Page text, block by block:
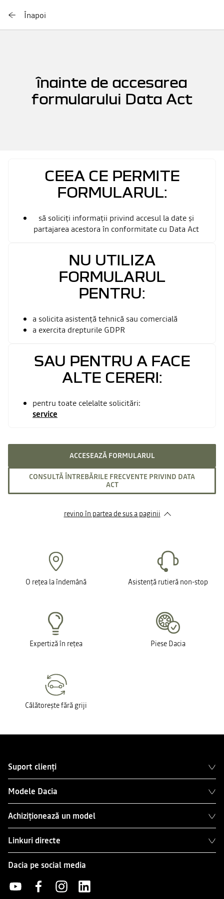
Înapoi
înainte de accesarea
formularului Data Act
CEEA CE PERMITE
FORMULARUL:
să soliciți informații privind accesul la date și
partajarea acestora în conformitate cu Data Act
NU UTILIZA
FORMULARUL
PENTRU:
a solicita asistență tehnică sau comercială
a exercita drepturile GDPR
SAU PENTRU A FACE
ALTE CERERI:
pentru toate celelalte solicitări:
service
ACCESEAZĂ FORMULARUL
CONSULTĂ ÎNTREBĂRILE FRECVENTE PRIVIND DATA
ACT
revino în partea de sus a paginii
O rețea la îndemână Asistență rutieră non-stop
Expertiză în rețea Piese Dacia
Călătorește fără griji
Suport clienți
Modele Dacia
Achiziționează un model
Linkuri directe
Dacia pe social media